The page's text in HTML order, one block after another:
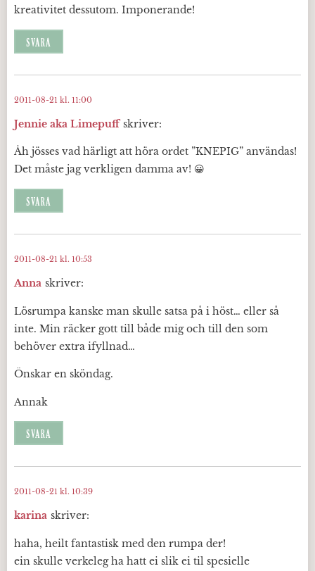
kreativitet dessutom. Imponerande!
SVARA
Jennie aka Limepuff skriver:
2011-08-21 kl. 11:00
Åh jösses vad härligt att höra ordet ”KNEPIG” användas!
Det måste jag verkligen damma av! 😀
SVARA
Anna skriver:
2011-08-21 kl. 10:53
Lösrumpa kanske man skulle satsa på i höst… eller så
inte. Min räcker gott till både mig och till den som
behöver extra ifyllnad…
Önskar en sköndag.
Annak
SVARA
karina skriver:
2011-08-21 kl. 10:39
haha, heilt fantastisk med den rumpa der!
ein skulle verkeleg ha hatt ei slik ei til spesielle